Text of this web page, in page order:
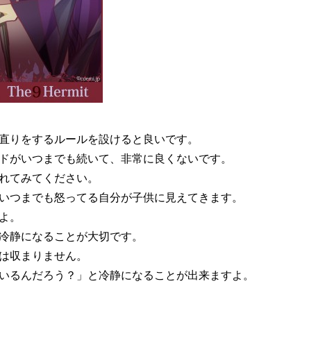
りをするルールを設けると良いです。
いつまでも続いて、非常に良くないです。
てみてください。
までも怒ってる自分が子供に見えてきます。
。
静になることが大切です。
収まりません。
るんだろう？」と冷静になることが出来ますよ。